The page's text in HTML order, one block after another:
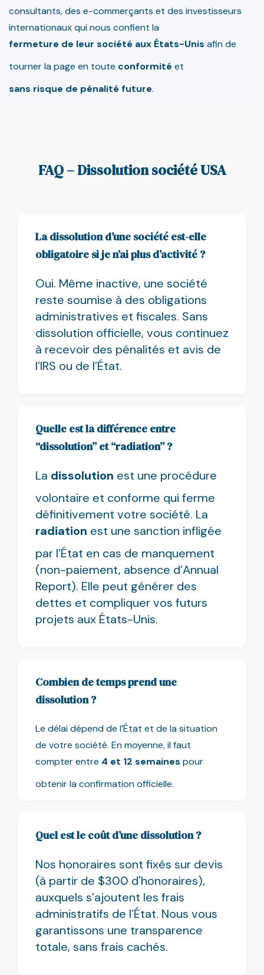
consultants, des e-commerçants et des investisseurs
internationaux qui nous confient la
fermeture de leur société aux États-Unis afin de
tourner la page en toute conformité et
sans risque de pénalité future.
FAQ – Dissolution société USA
La dissolution d’une société est-elle
obligatoire si je n’ai plus d’activité ?
Oui. Même inactive, une société
reste soumise à des obligations
administratives et fiscales. Sans
dissolution officielle, vous continuez
à recevoir des pénalités et avis de
l’IRS ou de l’État.
Quelle est la différence entre
“dissolution” et “radiation” ?
La dissolution est une procédure
volontaire et conforme qui ferme
définitivement votre société. La
radiation est une sanction infligée
par l’État en cas de manquement
(non-paiement, absence d’Annual
Report). Elle peut générer des
dettes et compliquer vos futurs
projets aux États-Unis.
Combien de temps prend une
dissolution ?
Le délai dépend de l’État et de la situation
de votre société. En moyenne, il faut
compter entre 4 et 12 semaines pour
obtenir la confirmation officielle.
Quel est le coût d’une dissolution ?
Nos honoraires sont fixés sur devis
(à partir de $300 d'honoraires),
auxquels s’ajoutent les frais
administratifs de l’État. Nous vous
garantissons une transparence
totale, sans frais cachés.